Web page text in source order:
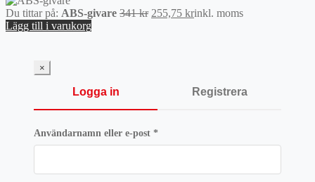
Du tittar på: ABS-givare 341kr Det
255,75 krDet
inkl. moms
Lägg till i varukorg
×
Logga in Registrera
Användarnamn eller e-post *Obligatoriskt